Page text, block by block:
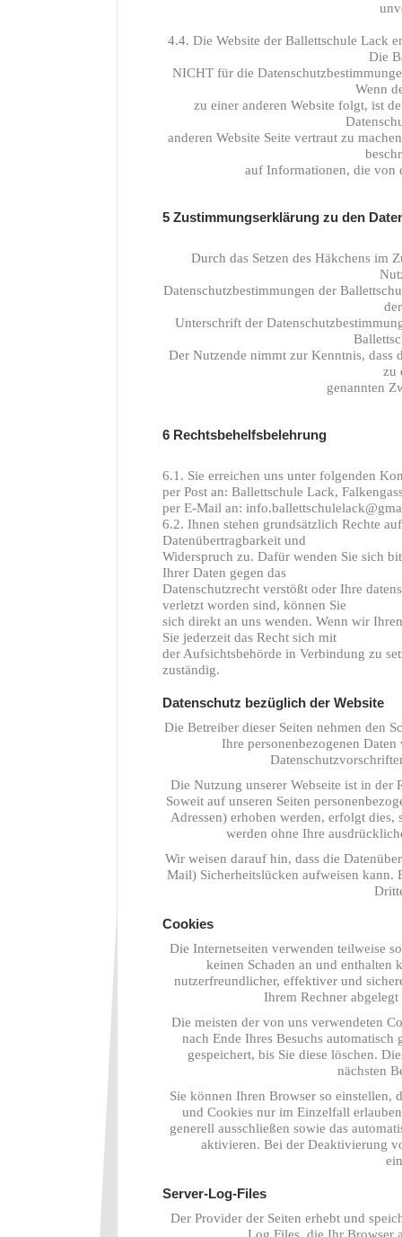
4.4. Die Website der Ballettschule Lack
Die
NICHT für die
Wenn
zu einer anderen Website folgt, ist
anderen Website Seite vertraut zu
auf Informationen, die von
5 Zustimmungserklärung zu den
Durch das Setzen des Häkchens im
Datenschutzbestimmungen der
Unterschrift der
Der Nutzende nimmt zur Kenntnis, dass
zu
genannten
6 Rechtsbehelfsbelehrung
6.1. Sie erreichen uns unter folgenden
per Post an: Ballettschule Lack,
per E-Mail an:
6.2. Ihnen stehen grundsätzlich Rechte
Datenübertragbarkeit und
Widerspruch zu. Dafür wenden Sie sich
Ihrer Daten gegen das
Datenschutzrecht verstößt oder Ihre
verletzt worden sind, können Sie
sich direkt an uns wenden. Wenn wir
Sie jederzeit das Recht sich mit
der Aufsichtsbehörde in Verbindung zu
zuständig.
Datenschutz bezüglich der Website
Die Betreiber dieser Seiten nehmen den
Ihre personenbezogenen
Die Nutzung unserer Webseite ist in der
Soweit auf unseren Seiten
Adressen) erhoben werden, erfolgt
werden ohne Ihre
Wir weisen darauf hin, dass die
Mail) Sicherheitslücken aufweisen
Cookies
Die Internetseiten verwenden teilweise
keinen Schaden an und enthalten
nutzerfreundlicher, effektiver und
Ihrem Rechner
Die meisten der von uns verwendeten
nach Ende Ihres Besuchs
gespeichert, bis Sie diese löschen.
nächsten
Sie können Ihren Browser so einstellen,
und Cookies nur im Einzelfall
generell ausschließen sowie das
aktivieren. Bei der Deaktivierung
Server-Log-Files
Der Provider der Seiten erhebt und